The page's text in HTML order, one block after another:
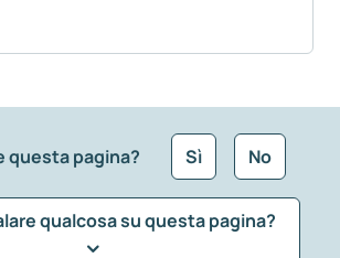
questa pagina? Sì No
qualcosa su questa pagina?